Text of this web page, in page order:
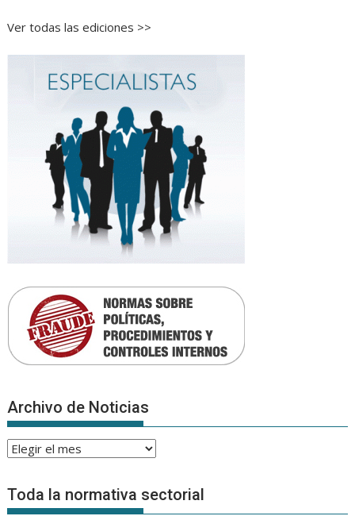
Ver todas las ediciones >>
Archivo de Noticias
Archivo
Noticias
Toda la normativa sectorial